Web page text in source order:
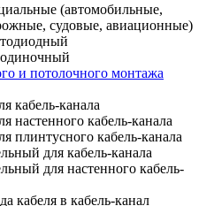
(автомобильные,
судовые, авиационные)
и потолочного монтажа
кабель-канала
настенного кабель-канала
плинтусного кабель-канала
для кабель-канала
для настенного кабель-
кабеля в кабель-канал